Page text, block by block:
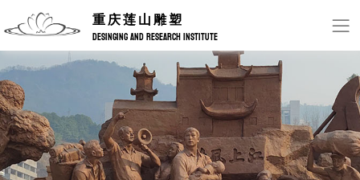
重庆莲山雕塑
DESINGING AND RESEARCH INSTITUTE